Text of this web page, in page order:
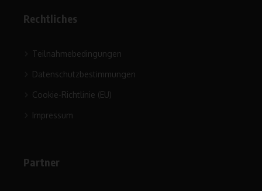
Rechtliches
Teilnahmebedingungen
Datenschutzbestimmungen
Cookie-Richtlinie (EU)
Impressum
Partner